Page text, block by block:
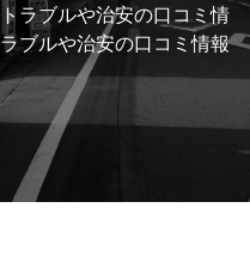
ラブルや治安の口コミ情
ブルや治安の口コミ情報